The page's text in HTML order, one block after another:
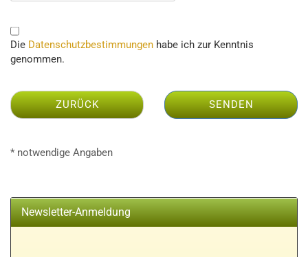
DATENSCHUTZBESTIMMUNGEN
Die Datenschutzbestimmungen habe ich zur Kenntnis
genommen.
ZURÜCK SENDEN
* notwendige Angaben
Newsletter-Anmeldung